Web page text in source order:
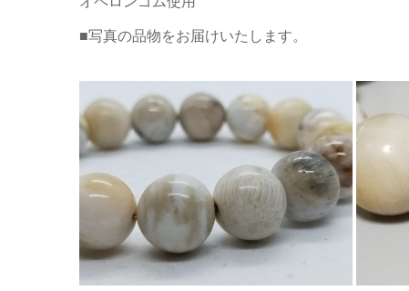
■写真の品物をお届けいたします。